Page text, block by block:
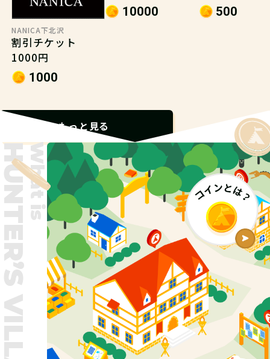
NANICA下北沢
割引チケット
1000円
1000
10000
500
もっと見る
What is
VILLAGE?